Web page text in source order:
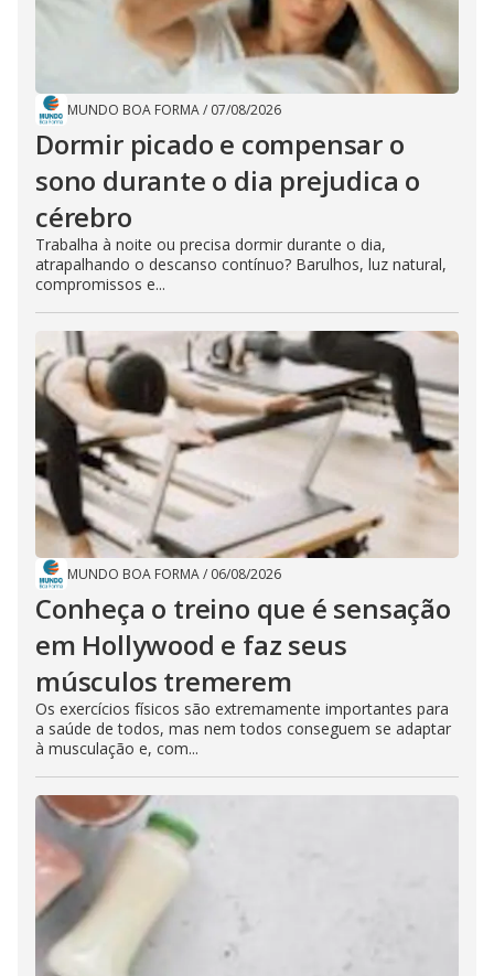
MUNDO BOA FORMA/ 07/08/2026
Dormir picado e compensar o
sono durante o dia prejudica o
cérebro
Trabalha à noite ou precisa dormir durante o dia,
atrapalhando o descanso contínuo? Barulhos, luz natural,
compromissos e...
MUNDO BOA FORMA/ 06/08/2026
Conheça o treino que é sensação
em Hollywood e faz seus
músculos tremerem
Os exercícios físicos são extremamente importantes para
a saúde de todos, mas nem todos conseguem se adaptar
à musculação e, com...